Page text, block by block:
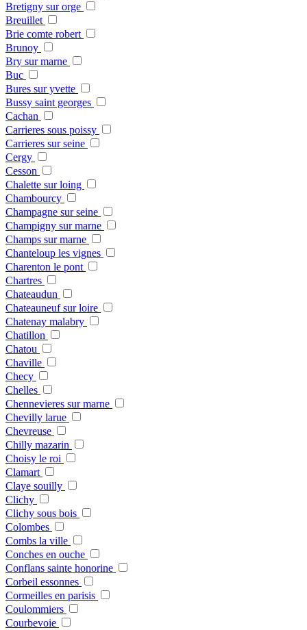
Bretigny sur orge
Breuillet
Brie comte robert
Brunoy
Bry sur marne
Buc
Bures sur yvette
Bussy saint georges
Cachan
Carrieres sous poissy
Carrieres sur seine
Cergy
Cesson
Chalette sur loing
Chambourcy
Champagne sur seine
Champigny sur marne
Champs sur marne
Chanteloup les vignes
Charenton le pont
Chartres
Chateaudun
Chateauneuf sur loire
Chatenay malabry
Chatillon
Chatou
Chaville
Checy
Chelles
Chennevieres sur marne
Chevilly larue
Chevreuse
Chilly mazarin
Choisy le roi
Clamart
Claye souilly
Clichy
Clichy sous bois
Colombes
Combs la ville
Conches en ouche
Conflans sainte honorine
Corbeil essonnes
Cormeilles en parisis
Coulommiers
Courbevoie